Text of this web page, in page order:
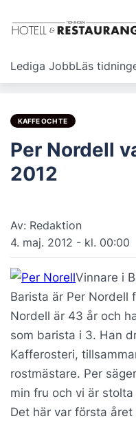
Lediga JobbLäs
KAFFE OCH TE
Per Nordell
2012
Av: Redaktion
4. maj. 2012 - kl. 00:00
Vinnare i
Barista är Per Nordell
Nordell är 43 år och
som barista i 3. Han
Kafferosteri,
rostmästare. Per
min fru och vi är
Det här var första